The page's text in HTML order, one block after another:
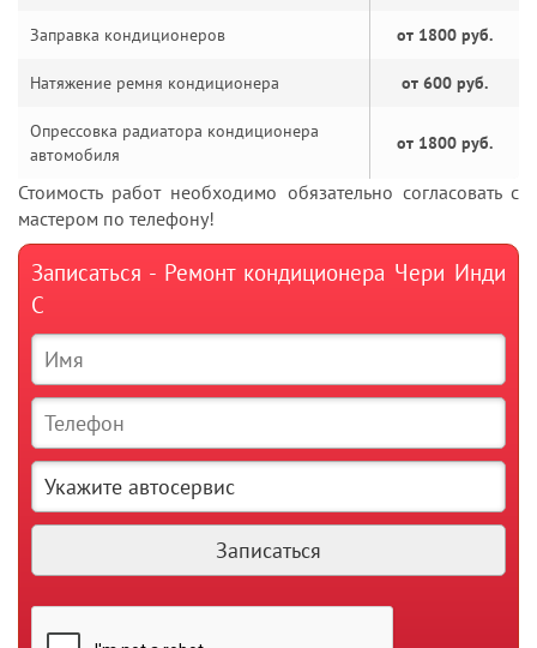
Заправка кондиционеров от 1800 руб.
Натяжение ремня кондиционера от 600 руб.
Опрессовка радиатора кондиционера
автомобиля
от 1800 руб.
Стоимость работ необходимо обязательно согласовать с
мастером по телефону!
Записаться - Ремонт кондиционера Чери Инди
С